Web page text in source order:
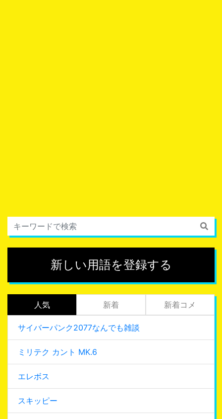
新しい用語を登録する
人気 新着 新着コメ
サイバーパンク2077なんでも雑談
ミリテク カント MK.6
エレボス
スキッピー